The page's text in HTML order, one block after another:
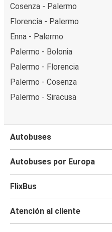
Cosenza - Palermo
Florencia - Palermo
Enna - Palermo
Palermo - Bolonia
Palermo - Florencia
Palermo - Cosenza
Palermo - Siracusa
Autobuses
Autobuses por Europa
FlixBus
Atención al cliente